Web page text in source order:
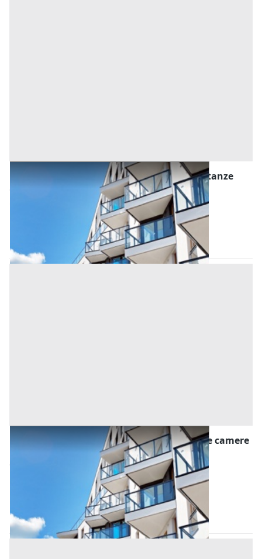
Asta Appartamento con ripostiglio e due stanze
(Padova)
67.000 €
034af0cd
Asta Appartamento in condominio con due camere
e ampio poggiolo
Montegrotto Terme (Padova)
165.000 €
c43b16b9
Asta chiusa